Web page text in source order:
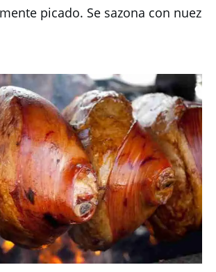
picado. Se sazona con nuez